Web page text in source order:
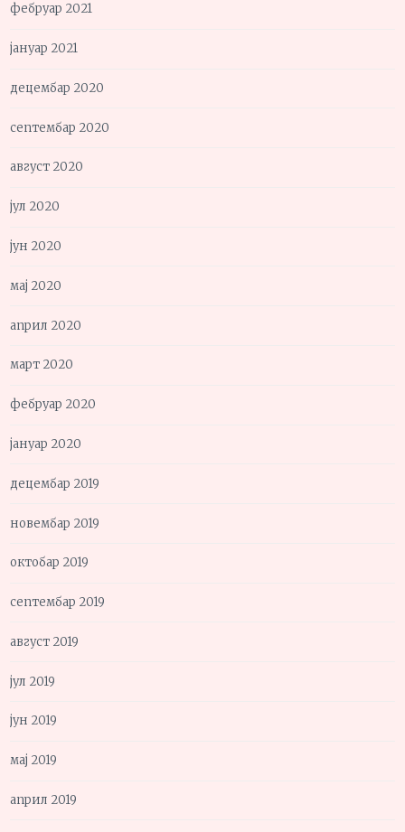
фебруар 2021
јануар 2021
децембар 2020
септембар 2020
август 2020
јул 2020
јун 2020
мај 2020
април 2020
март 2020
фебруар 2020
јануар 2020
децембар 2019
новембар 2019
октобар 2019
септембар 2019
август 2019
јул 2019
јун 2019
мај 2019
април 2019